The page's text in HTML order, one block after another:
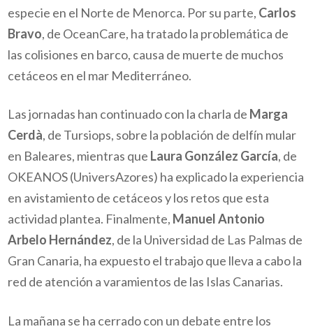
especie en el Norte de Menorca. Por su parte, Carlos
Bravo, de OceanCare, ha tratado la problemática de
las colisiones en barco, causa de muerte de muchos
cetáceos en el mar Mediterráneo.
Las jornadas han continuado con la charla de Marga
Cerdà, de Tursiops, sobre la población de delfín mular
en Baleares, mientras que Laura González García, de
OKEANOS (UniversAzores) ha explicado la experiencia
en avistamiento de cetáceos y los retos que esta
actividad plantea. Finalmente, Manuel Antonio
Arbelo Hernández, de la Universidad de Las Palmas de
Gran Canaria, ha expuesto el trabajo que lleva a cabo la
red de atención a varamientos de las Islas Canarias.
La mañana se ha cerrado con un debate entre los